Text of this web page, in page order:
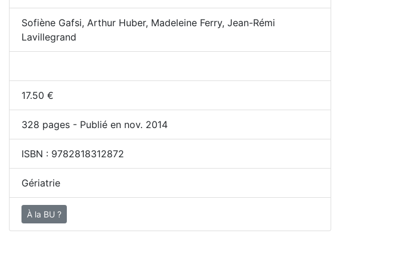
Sofiène Gafsi, Arthur Huber, Madeleine Ferry, Jean-Rémi
Lavillegrand
17.50 €
328 pages - Publié en nov. 2014
ISBN : 9782818312872
Gériatrie
À la BU ?